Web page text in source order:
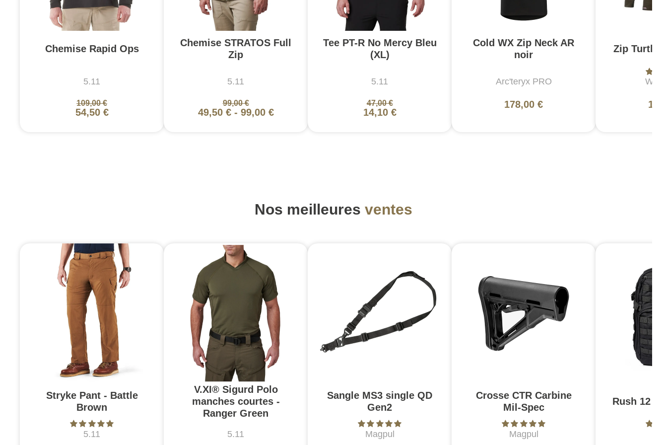
Chemise Rapid Ops
5.11
109,00 €
54,50 €
Chemise STRATOS Full
Zip
5.11
99,00 €
49,50 €- 99,00 €
Tee PT-R No Mercy Bleu
(XL)
5.11
47,00 €
14,10 €
Cold WX Zip Neck AR
noir
Arc'teryx PRO
178,00 €
Zip
Nos meilleures ventes
Stryke Pant - Battle
Brown
5.11
V.XI® Sigurd Polo
manches courtes -
Ranger Green
5.11
Sangle MS3 single QD
Gen2
Magpul
Crosse CTR Carbine
Mil-Spec
Magpul
Rush 12